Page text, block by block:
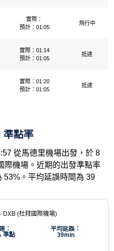
實際：
預計：01:05
飛行中
實際：01:14
預計：01:05
抵達
實際：01:20
預計：01:05
抵達
準點率
從馬德里機場出發，於 8
際機場。近期的出發準點率
53%。平均延誤時間為 39
DXB (杜拜國際機場)
：
準點
平均延誤：
39min